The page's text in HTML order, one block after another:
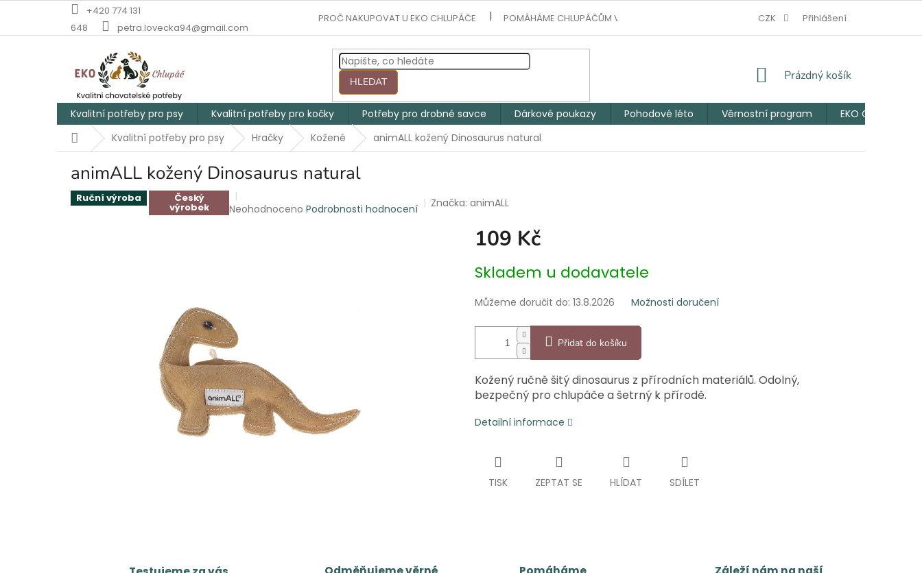
obsah
+420 774 131
648
petra.lovecka94@gmail.com
PROČ NAKUPOVAT U EKO CHLUPÁČE POMÁHÁME CHLUPÁČŮM V NOUZI JAK VZNIKL EKO CHLUPÁČ VĚRNOSTNÍ PROGRAM
CZK Přihlášení
HLEDAT
NÁKUPNÍ
Prázdný košík
Kvalitní potřeby pro psy Kvalitní potřeby pro kočky Potřeby pro drobné savce Dárkové poukazy Pohodové léto Věrnostní program
EKO Chlupáčův
DomůKvalitní potřeby pro psy Hračky Kožené animALL kožený Dinosaurus natural
animALL kožený Dinosaurus natural
Ruční výroba Český
výrobek
Průměrné
Neohodnoceno Podrobnosti hodnocení Značka:animALL
109 Kč
cena:
Skladem u dodavatele
Můžeme doručit do: 13.8.2026 Možnosti doručení
Přidat do košíku
Kožený ručně šitý dinosaurus z přírodních materiálů. Odolný,
bezpečný pro chlupáče a šetrný k přírodě.
Detailní informace
TISK ZEPTAT SE HLÍDAT SDÍLET